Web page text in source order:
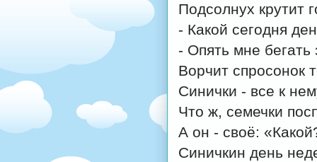
Подсолнух крутит
- Какой сегодня
- Опять мне бегать
Ворчит спросонок
Синички - все к
Что ж, семечки
А он - своё:
Синичкин день